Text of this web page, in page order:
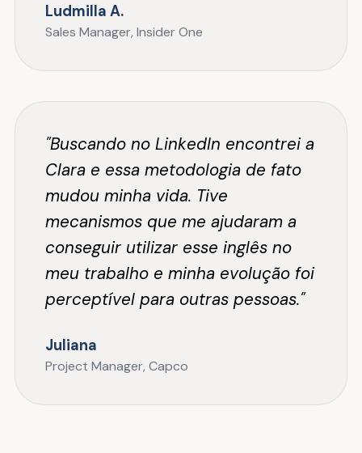
Ludmilla A.
Sales Manager, Insider One
"Buscando no LinkedIn encontrei a
Clara e essa metodologia de fato
mudou minha vida. Tive
mecanismos que me ajudaram a
conseguir utilizar esse inglês no
meu trabalho e minha evolução foi
perceptível para outras pessoas."
Juliana
Project Manager, Capco